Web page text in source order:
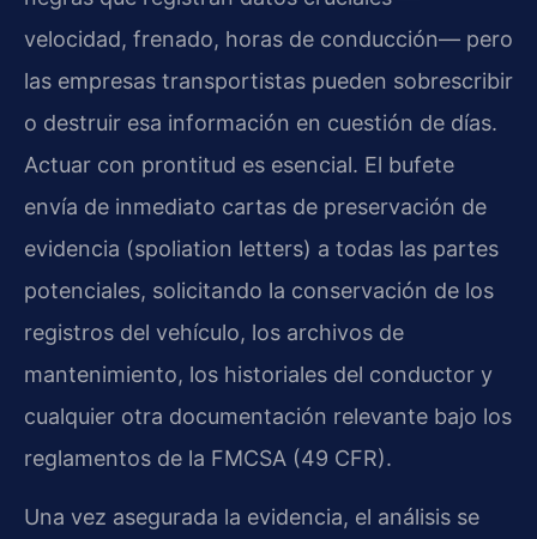
velocidad, frenado, horas de conducción— pero
las empresas transportistas pueden sobrescribir
o destruir esa información en cuestión de días.
Actuar con prontitud es esencial. El bufete
envía de inmediato cartas de preservación de
evidencia (spoliation letters) a todas las partes
potenciales, solicitando la conservación de los
registros del vehículo, los archivos de
mantenimiento, los historiales del conductor y
cualquier otra documentación relevante bajo los
reglamentos de la FMCSA (49 CFR).
Una vez asegurada la evidencia, el análisis se